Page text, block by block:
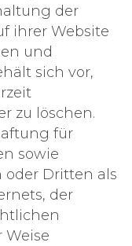
der
ihrer Website
und
sich vor,
zu löschen.
für
sowie
oder Dritten als
der